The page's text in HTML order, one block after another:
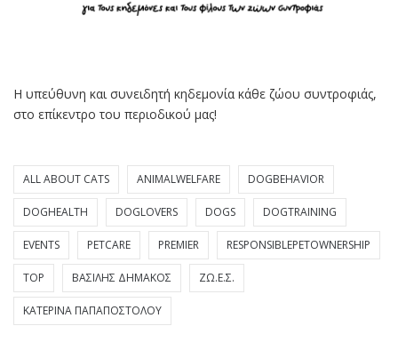
Η υπεύθυνη και συνειδητή κηδεμονία κάθε ζώου συντροφιάς,
στο επίκεντρο του περιοδικού μας!
ALL ABOUT CATS ANIMALWELFARE DOGBEHAVIOR
DOGHEALTH DOGLOVERS DOGS DOGTRAINING
EVENTS PETCARE PREMIER RESPONSIBLEPETOWNERSHIP
TOP ΒΑΣΊΛΗΣ ΔΗΜΆΚΟΣ ΖΩ.Ε.Σ.
ΚΑΤΕΡΊΝΑ ΠΑΠΑΠΟΣΤΌΛΟΥ